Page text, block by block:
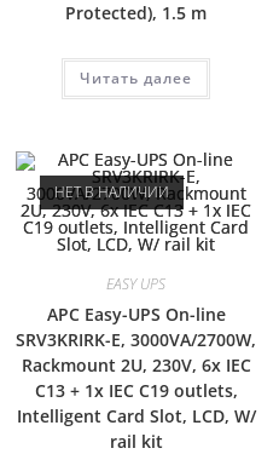
Protected), 1.5 m
Читать далее
НЕТ В НАЛИЧИИ
EASY UPS
APC Easy-UPS On-line
SRV3KRIRK-E, 3000VA/2700W,
Rackmount 2U, 230V, 6x IEC
C13 + 1x IEC C19 outlets,
Intelligent Card Slot, LCD, W/
rail kit